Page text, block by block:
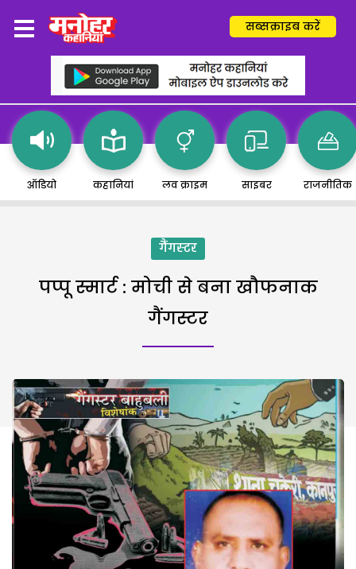
सब्सक्राइब करें
ऑडियो कहानियां लव क्राइम साइबर राजनीतिक
गैंगस्टर
पप्पू स्मार्ट : मोची से बना खौफनाक
गैंगस्टर